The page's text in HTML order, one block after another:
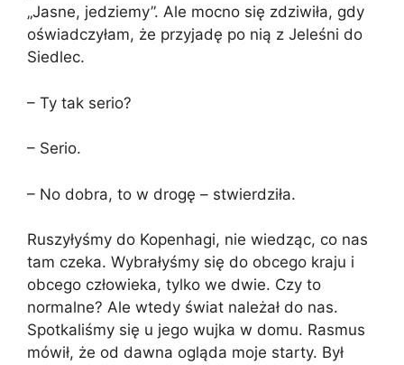
„Jasne, jedziemy”. Ale mocno się zdziwiła, gdy
oświadczyłam, że przyjadę po nią z Jeleśni do
Siedlec.
– Ty tak serio?
– Serio.
– No dobra, to w drogę – stwierdziła.
Ruszyłyśmy do Kopenhagi, nie wiedząc, co nas
tam czeka. Wybrałyśmy się do obcego kraju i
obcego człowieka, tylko we dwie. Czy to
normalne? Ale wtedy świat należał do nas.
Spotkaliśmy się u jego wujka w domu. Rasmus
mówił, że od dawna ogląda moje starty. Był